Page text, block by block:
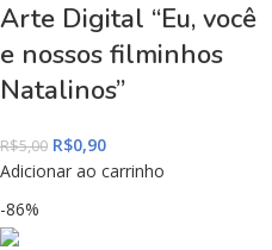
Arte Digital “Eu, você
e nossos filminhos
Natalinos”
R$5,00 R$0,90
Adicionar ao carrinho
-86%